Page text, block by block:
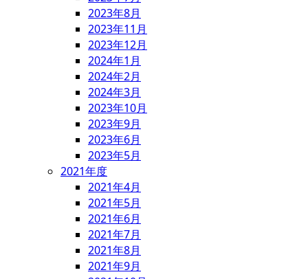
2023年8月
2023年11月
2023年12月
2024年1月
2024年2月
2024年3月
2023年10月
2023年9月
2023年6月
2023年5月
2021年度
2021年4月
2021年5月
2021年6月
2021年7月
2021年8月
2021年9月